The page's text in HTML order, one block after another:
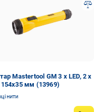
Mastertool GM 3 x LED, 2 x
мм (13969)